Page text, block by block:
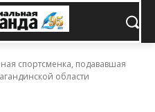
спортсменка, подававшая
области